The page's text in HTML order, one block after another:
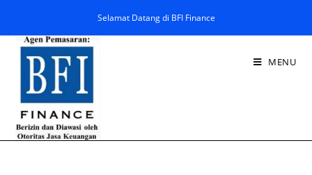
Selamat Datang di BFI Finance
MENU